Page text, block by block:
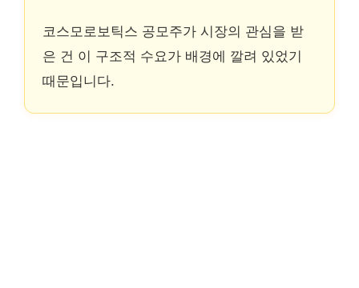
코스모로보틱스 공모주가 시장의 관심을 받
은 건 이 구조적 수요가 배경에 깔려 있었기
때문입니다.